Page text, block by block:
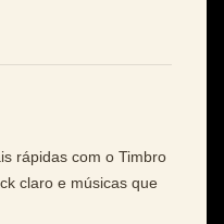
rápidas com o Timbro
claro e músicas que